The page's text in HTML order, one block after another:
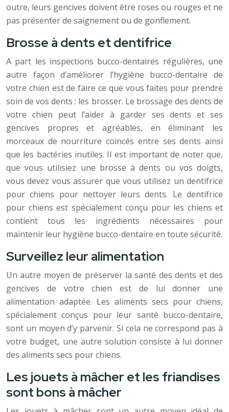
outre, leurs gencives doivent être roses ou rouges et ne
pas présenter de saignement ou de gonflement.
Brosse à dents et dentifrice
A part les inspections bucco-dentaires régulières, une
autre façon d’améliorer l’hygiène bucco-dentaire de
votre chien est de faire ce que vous faites pour prendre
soin de vos dents : les brosser. Le brossage des dents de
votre chien peut l’aider à garder ses dents et ses
gencives propres et agréables, en éliminant les
morceaux de nourriture coincés entre ses dents ainsi
que les bactéries inutiles. Il est important de noter que,
que vous utilisiez une brosse à dents ou vos doigts,
vous devez vous assurer que vous utilisez un dentifrice
pour chiens pour nettoyer leurs dents. Le dentifrice
pour chiens est spécialement conçu pour les chiens et
contient tous les ingrédients nécessaires pour
maintenir leur hygiène bucco-dentaire en toute sécurité.
Surveillez leur alimentation
Un autre moyen de préserver la santé des dents et des
gencives de votre chien est de lui donner une
alimentation adaptée. Les aliments secs pour chiens,
spécialement conçus pour leur santé bucco-dentaire,
sont un moyen d’y parvenir. Si cela ne correspond pas à
votre budget, une autre solution consiste à lui donner
des aliments secs pour chiens.
Les jouets à mâcher et les friandises
sont bons à mâcher